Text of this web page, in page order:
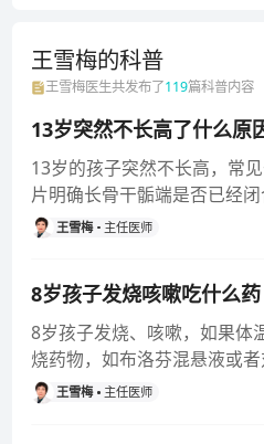
王雪梅的科普
王雪梅医生共发布了119篇科普内容
13岁突然不长高了什么原
13岁的孩子突然不长高，常
片明确长骨干骺端是否已经
孩子一般不会再长高，或
王雪梅 主任医师
8岁孩子发烧咳嗽吃什么药
8岁孩子发烧、咳嗽，如果
烧药物，如布洛芬混悬液或
退热治疗。如果孩子发
王雪梅 主任医师